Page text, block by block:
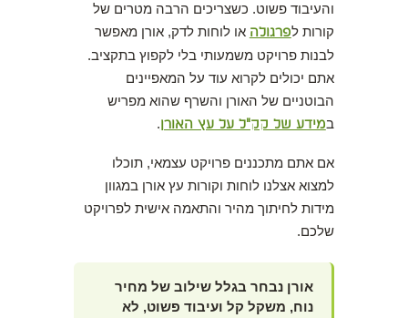
והעיבוד פשוט. כשצריכים הרבה מטרים של
קורות לפרגולה או לוחות לדק, אורן מאפשר
לבנות פרויקט משמעותי בלי לקפוץ בתקציב.
אתם יכולים לקרוא עוד על המאפיינים
הבוטניים של האורן והשרף שהוא מפריש
במידע של קק"ל על עץ האורן.
אם אתם מתכננים פרויקט עצמאי, תוכלו
למצוא אצלנו לוחות וקורות עץ אורן במגוון
מידות לחיתוך מהיר והתאמה אישית לפרויקט
שלכם.
אורן נבחר בגלל שילוב של מחיר
נוח, משקל קל ועיבוד פשוט, לא